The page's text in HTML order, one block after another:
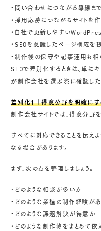
・問い合わせにつながる導線ま
・採用応募につながるサイトを
・自社で更新しやすい
・SEOを意識したページ構成を
・制作後の保守や記事運用も相
SEOで差別化するときは、単に
が制作会社を選ぶ際に確認した
差別化1｜得意分野を明確にす
制作会社サイトでは、得意分野
すべてに対応できることを伝えよ
なる場合があります。
まず、次の点を整理しましょう。
・どのような相談が多いか
・どのような業種の制作経験が
・どのような課題解決が得意か
・どのような制作物をまとめて依